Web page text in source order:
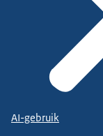
AI-gebruik